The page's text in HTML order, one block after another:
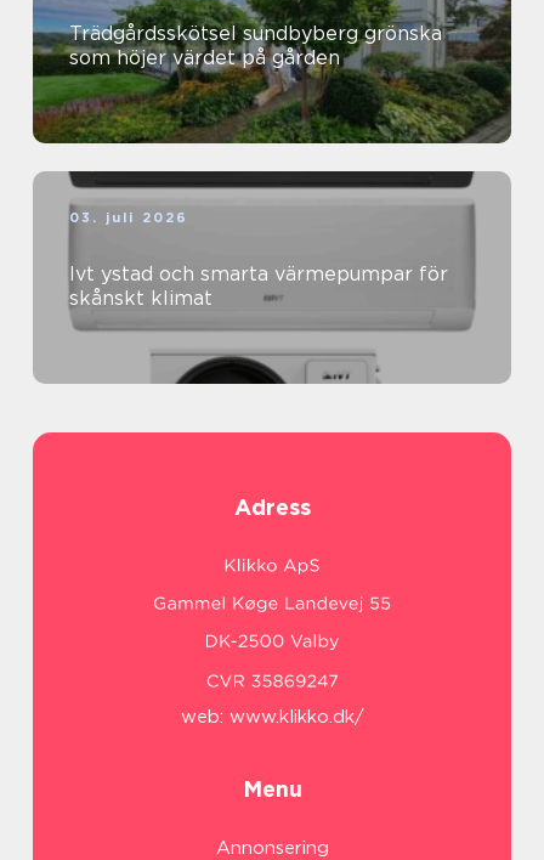
Trädgårdsskötsel sundbyberg grönska
som höjer värdet på gården
03. juli 2026
Ivt ystad och smarta värmepumpar för
skånskt klimat
Adress
web: www.klikko.dk/
Menu
Annonsering